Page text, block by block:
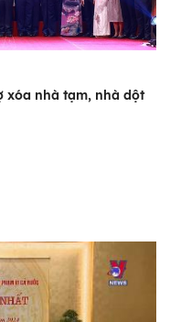
xóa nhà tạm, nhà dột